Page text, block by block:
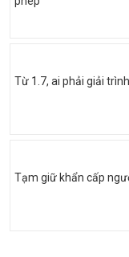
Từ 1.7, ai phải giải
Tạm giữ khẩn cấp